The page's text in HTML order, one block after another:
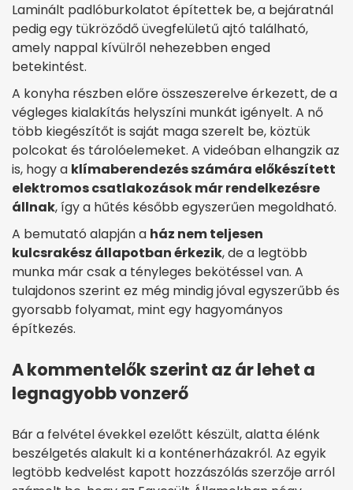
Laminált padlóburkolatot építettek be, a bejáratnál
pedig egy tükröződő üvegfelületű ajtó található,
amely nappal kívülről nehezebben enged
betekintést.
A konyha részben előre összeszerelve érkezett, de a
végleges kialakítás helyszíni munkát igényelt. A nő
több kiegészítőt is saját maga szerelt be, köztük
polcokat és tárolóelemeket. A videóban elhangzik az
is, hogy a klímaberendezés számára előkészített
elektromos csatlakozások már rendelkezésre
állnak, így a hűtés később egyszerűen megoldható.
A bemutató alapján a ház nem teljesen
kulcsrakész állapotban érkezik, de a legtöbb
munka már csak a tényleges bekötéssel van. A
tulajdonos szerint ez még mindig jóval egyszerűbb és
gyorsabb folyamat, mint egy hagyományos
építkezés.
A kommentelők szerint az ár lehet a
legnagyobb vonzerő
Bár a felvétel évekkel ezelőtt készült, alatta élénk
beszélgetés alakult ki a konténerházakról. Az egyik
legtöbb kedvelést kapott hozzászólás szerzője arról